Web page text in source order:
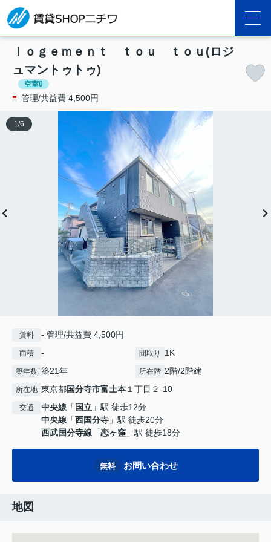
ｌｏｇｅｍｅｎｔ ｔｏｕ ｔｏｕ(ロジ
ュマントゥトゥ)
空室0
- 管理/共益費 4,500円
1 /6
賃料 - 管理/共益費 4,500円
面積 - 間取り 1K
築年数 築21年 所在階 2階/2階建
所在地 東京都国分寺市富士本 １丁目２-10
交通 中央線 「 国立 」駅 徒歩12分
中央線 「西国分寺 」駅 徒歩20分
西武国分寺線 「恋ヶ窪 」駅 徒歩18分
無料 お問い合わせ
地図